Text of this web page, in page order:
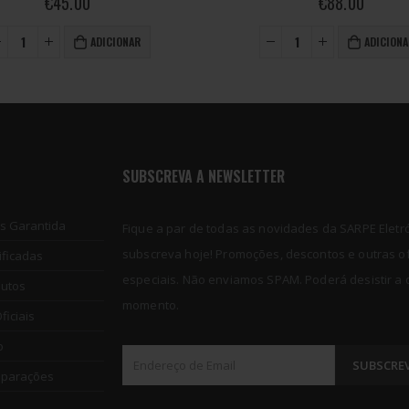
ADICIONAR
Garantida
SUBSCREVA A NEWSLETTER
Fique a par de todas as novidades da SARPE
subscreva hoje! Promoções, descontos e outras
especiais. Não enviamos SPAM. Poderá desistir a
momento.